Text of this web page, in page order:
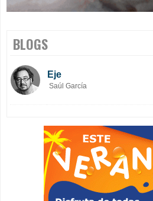
BLOGS
Eje
Saúl García